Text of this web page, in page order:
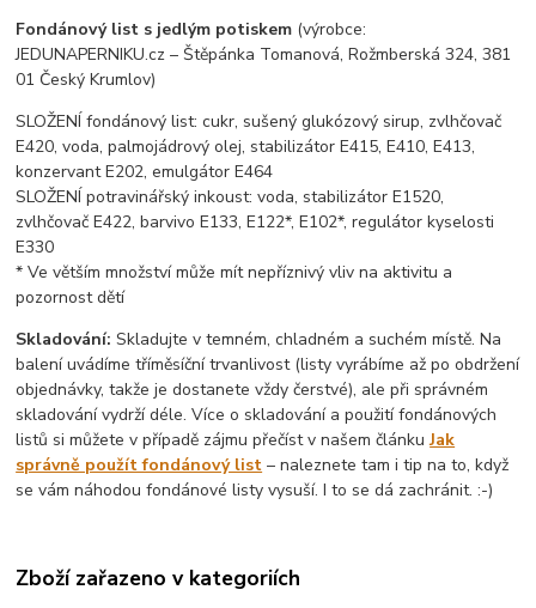
Fondánový list s jedlým potiskem (výrobce:
JEDUNAPERNIKU.cz – Štěpánka Tomanová, Rožmberská 324, 381
01 Český Krumlov)
SLOŽENÍ fondánový list: cukr, sušený glukózový sirup, zvlhčovač
E420, voda, palmojádrový olej, stabilizátor E415, E410, E413,
konzervant E202, emulgátor E464
SLOŽENÍ potravinářský inkoust: voda, stabilizátor E1520,
zvlhčovač E422, barvivo E133, E122*, E102*, regulátor kyselosti
E330
* Ve větším množství může mít nepříznivý vliv na aktivitu a
pozornost dětí
Skladování: Skladujte v temném, chladném a suchém místě. Na
balení uvádíme tříměsíční trvanlivost (listy vyrábíme až po obdržení
objednávky, takže je dostanete vždy čerstvé), ale při správném
skladování vydrží déle. Více o skladování a použití fondánových
listů si můžete v případě zájmu přečíst v našem článkuJak
správně použít fondánový list – naleznete tam i tip na to, když
se vám náhodou fondánové listy vysuší. I to se dá zachránit. :-)
Zboží zařazeno v kategoriích